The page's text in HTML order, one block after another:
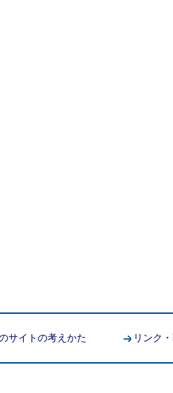
サイトの考えかた リンク